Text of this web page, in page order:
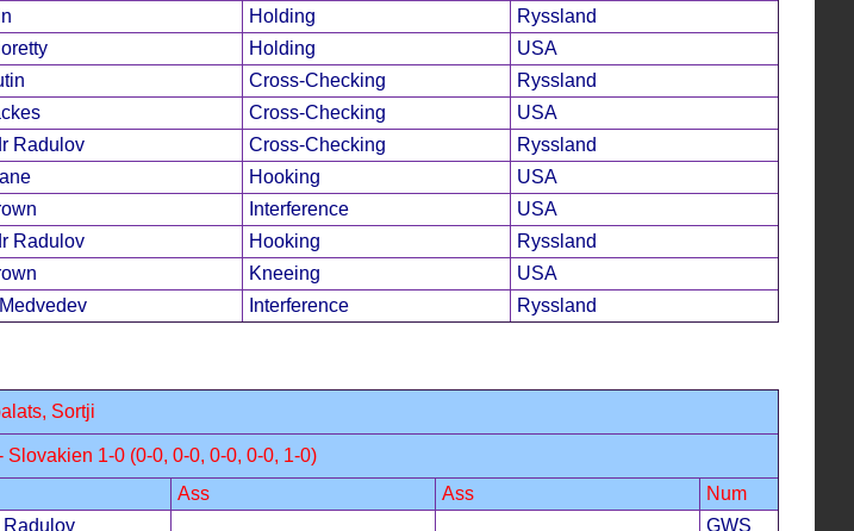
Holding
Ryssland
Holding
USA
Cross-Checking
Ryssland
Cross-Checking
USA
Radulov Cross-Checking
Ryssland
Hooking
USA
Interference
USA
Radulov Hooking
Ryssland
Kneeing
USA
Interference Ryssland
Sortji
Slovakien 1-0 (0-0, 0-0, 0-0, 0-0, 1-0)
Ass Ass
Num
GWS